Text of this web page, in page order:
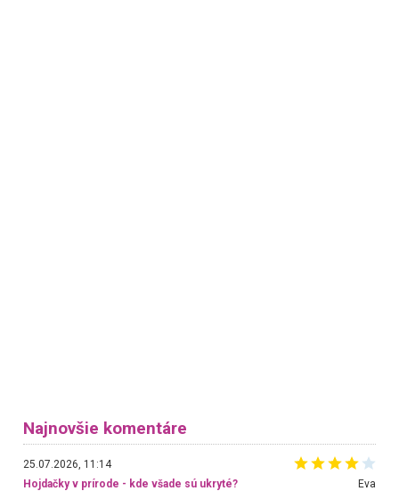
Najnovšie komentáre
25.07.2026, 11:14
Hojdačky v prírode - kde všade sú ukryté?
Eva